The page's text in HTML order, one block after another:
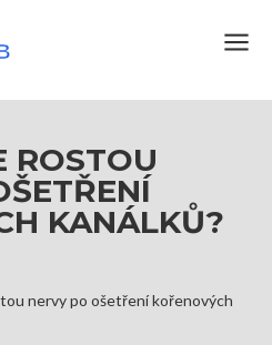
ROSTOU
KANÁLKŮ?
nervy po ošetření kořenových